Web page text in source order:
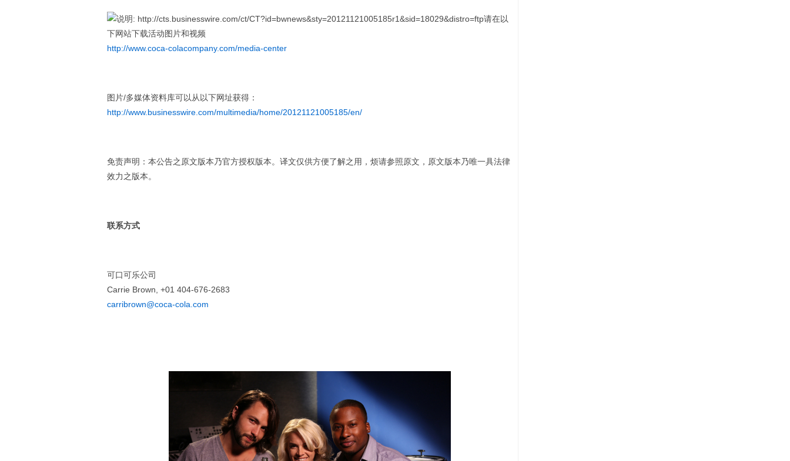
请在以
下网站下载活动图片和视频
http://www.coca-colacompany.com/media-center
图片/多媒体资料库可以从以下网址获得：
http://www.businesswire.com/multimedia/home/20121121005185/en/
免责声明：本公告之原文版本乃官方授权版本。译文仅供方便了解之用，烦请参照原文，原文版本乃唯一具法律
效力之版本。
联系方式
可口可乐公司
Carrie Brown, +01 404-676-2683
carribrown@coca-cola.com